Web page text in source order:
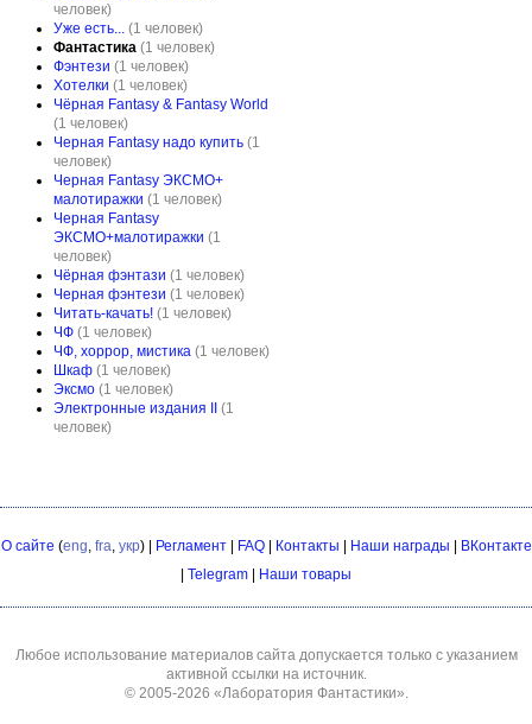
человек)
Уже есть... (1 человек)
Фантастика (1 человек)
Фэнтези (1 человек)
Хотелки (1 человек)
Чёрная Fantasy & Fantasy World
(1 человек)
Черная Fantasy надо купить (1
человек)
Черная Fantasy ЭКСМО+
малотиражки (1 человек)
Черная Fantasy
ЭКСМО+малотиражки (1
человек)
Чёрная фэнтази (1 человек)
Черная фэнтези (1 человек)
Читать-качать! (1 человек)
ЧФ (1 человек)
ЧФ, хоррор, мистика (1 человек)
Шкаф (1 человек)
Эксмо (1 человек)
Электронные издания II
(1
человек)
О сайте (eng, fra, укр) | Регламент| FAQ| Контакты Наши награды
ВКонтакте
Telegram Наши товары
Любое использование материалов сайта допускается только с указанием
активной ссылки на источник.
© 2005-2026 «Лаборатория Фантастики».